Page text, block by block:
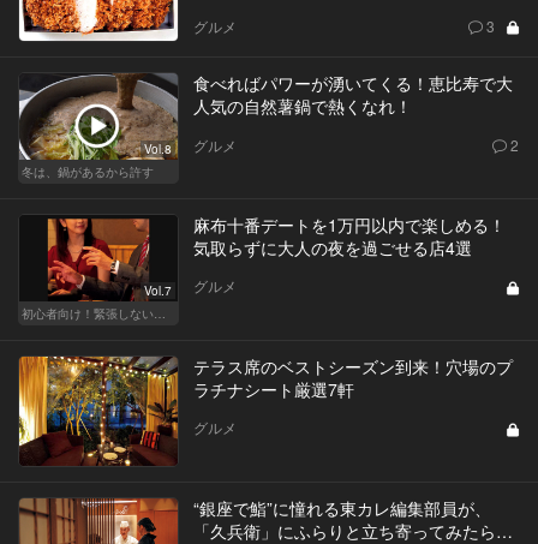
グルメ 3
Vol.8
冬は、鍋があるから許す
食べればパワーが湧いてくる！恵比寿で大
人気の自然薯鍋で熱くなれ！
グルメ 2
Vol.7
初心者向け！緊張しない東京デートプラン
麻布十番デートを1万円以内で楽しめる！
気取らずに大人の夜を過ごせる店4選
グルメ
テラス席のベストシーズン到来！穴場のプ
ラチナシート厳選7軒
グルメ
“銀座で鮨”に憧れる東カレ編集部員が、
「久兵衛」にふらりと立ち寄ってみたら…